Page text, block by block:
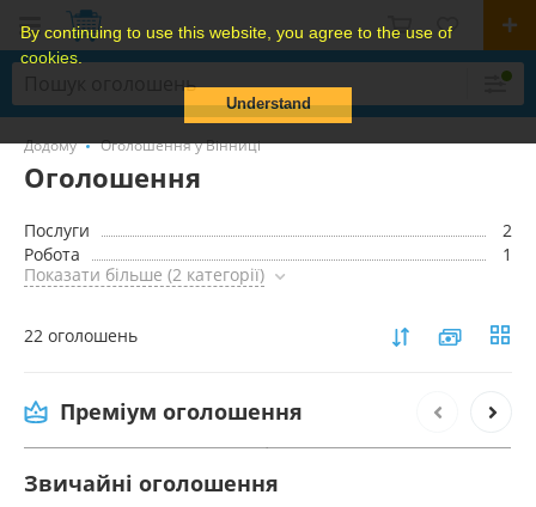
By continuing to use this website, you agree to the use of
cookies.
Understand
Додому Оголошення у Вінниці
Оголошення
Послуги
2
Робота
1
Показати більше (2 категорії)
22 оголошень
Преміум оголошення
Продажа гусеничних кранів МКГ-25БР від
Звичайні оголошення